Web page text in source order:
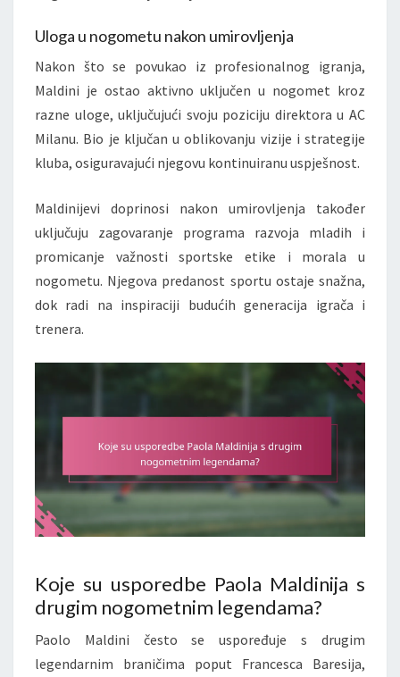
Uloga u nogometu nakon umirovljenja
Nakon što se povukao iz profesionalnog igranja,
Maldini je ostao aktivno uključen u nogomet kroz
razne uloge, uključujući svoju poziciju direktora u AC
Milanu. Bio je ključan u oblikovanju vizije i strategije
kluba, osiguravajući njegovu kontinuiranu uspješnost.
Maldinijevi doprinosi nakon umirovljenja također
uključuju zagovaranje programa razvoja mladih i
promicanje važnosti sportske etike i morala u
nogometu. Njegova predanost sportu ostaje snažna,
dok radi na inspiraciji budućih generacija igrača i
trenera.
Koje su usporedbe Paola Maldinija s
drugim nogometnim legendama?
Paolo Maldini često se uspoređuje s drugim
legendarnim braničima poput Francesca Baresija,